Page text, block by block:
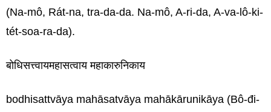
(Na-mô, Rát-na, tra-da-da. Na-mô, A-ri-da, A-va-lô-ki-
tét-soa-ra-da).
बोधिसत्त्वायमहासत्वाय महाकारुनिकाय
bodhisattvāya mahāsatvāya mahākārunikāya (Bô-đi-